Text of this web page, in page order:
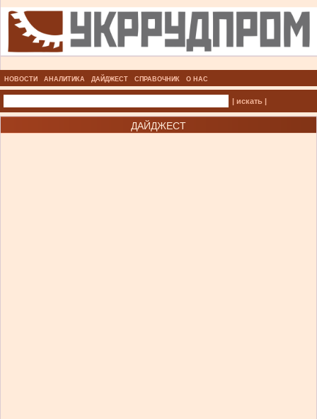
НОВОСТИ АНАЛИТИКА ДАЙДЖЕСТ СПРАВОЧНИК О НАС
| искать |
ДАЙДЖЕСТ